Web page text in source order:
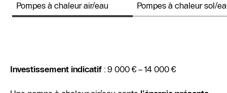
Pompes à chaleur air/eau
Pompes à chaleur sol/
Investissement indicatif: 9 000 € – 14 000 €